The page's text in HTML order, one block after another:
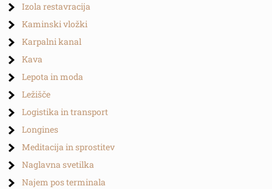
Izola restavracija
Kaminski vložki
Karpalni kanal
Kava
Lepota in moda
Ležišče
Logistika in transport
Longines
Meditacija in sprostitev
Naglavna svetilka
Najem pos terminala